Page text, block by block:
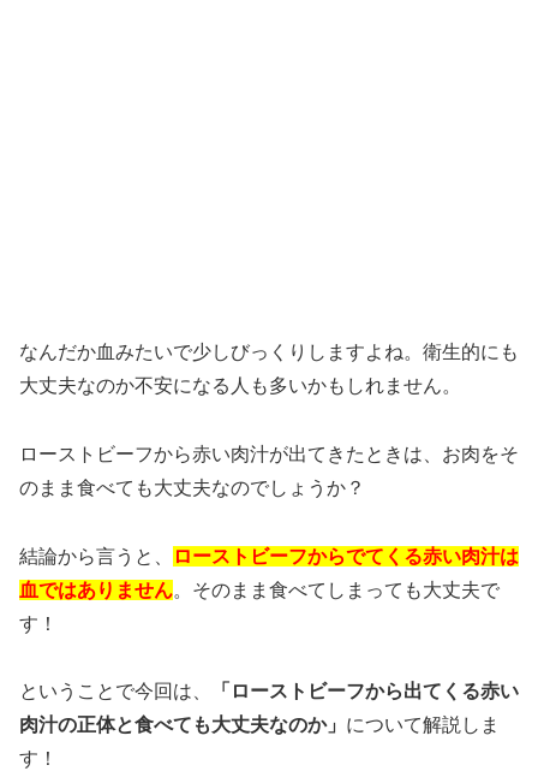
なんだか血みたいで少しびっくりしますよね。衛生的にも
大丈夫なのか不安になる人も多いかもしれません。
ローストビーフから赤い肉汁が出てきたときは、お肉をそ
のまま食べても大丈夫なのでしょうか？
結論から言うと、
ローストビーフからでてくる赤い肉汁は
血ではありません。そのまま食べてしまっても大丈夫で
す！
ということで今回は、
「ローストビーフから出てくる赤い
肉汁の正体と食べても大丈夫なのか」 について解説しま
す！